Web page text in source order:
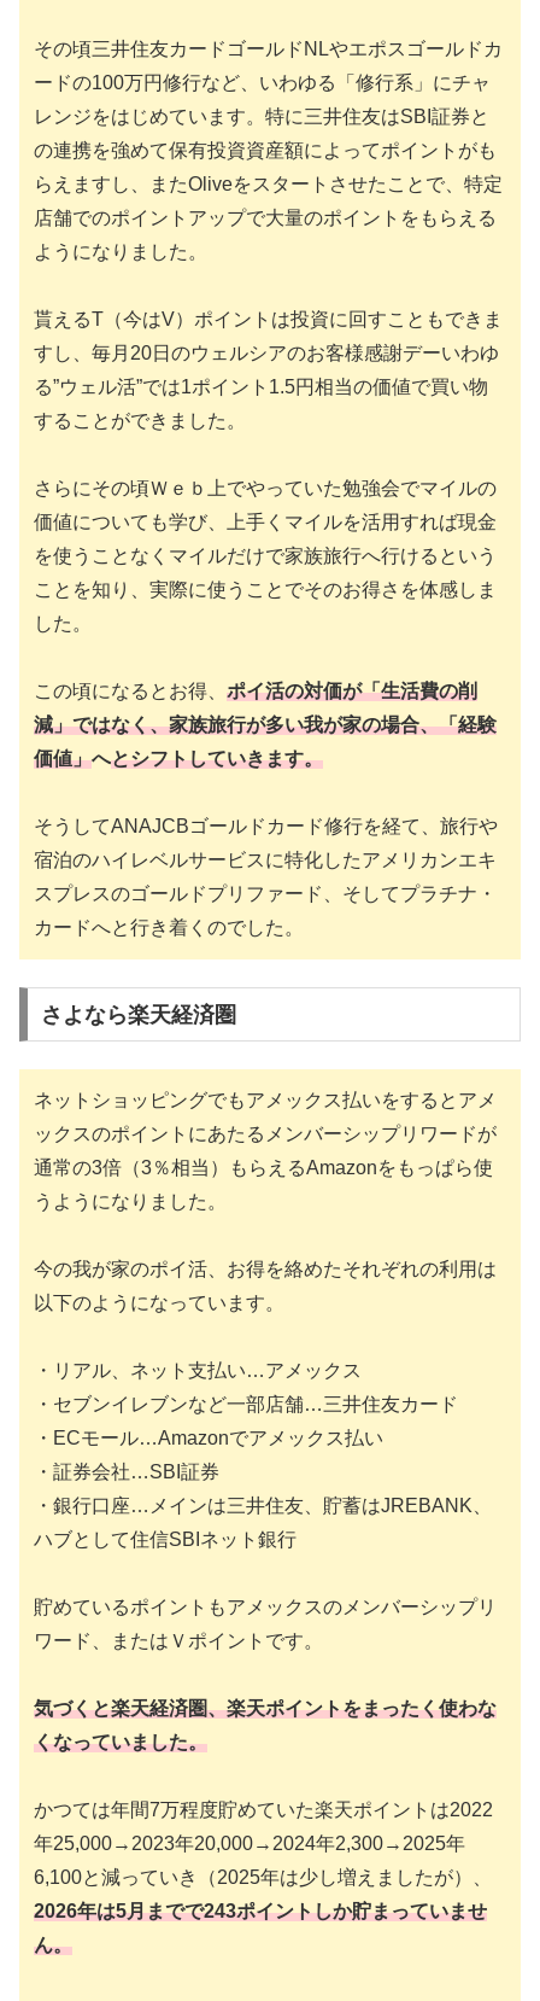
その頃三井住友カードゴールドNLやエポスゴールドカ
ードの100万円修行など、いわゆる「修行系」にチャ
レンジをはじめています。特に三井住友はSBI証券と
の連携を強めて保有投資資産額によってポイントがも
らえますし、またOliveをスタートさせたことで、特定
店舗でのポイントアップで大量のポイントをもらえる
ようになりました。
貰えるT（今はV）ポイントは投資に回すこともできま
すし、毎月20日のウェルシアのお客様感謝デーいわゆ
る”ウェル活”では1ポイント1.5円相当の価値で買い物
することができました。
さらにその頃Ｗｅｂ上でやっていた勉強会でマイルの
価値についても学び、上手くマイルを活用すれば現金
を使うことなくマイルだけで家族旅行へ行けるという
ことを知り、実際に使うことでそのお得さを体感しま
した。
この頃になるとお得、 ポイ活の対価が「生活費の削
減」ではなく、家族旅行が多い我が家の場合、「経験
価値」へとシフトしていきます。
そうしてANAJCBゴールドカード修行を経て、旅行や
宿泊のハイレベルサービスに特化したアメリカンエキ
スプレスのゴールドプリファード、そしてプラチナ・
カードへと行き着くのでした。
さよなら楽天経済圏
ネットショッピングでもアメックス払いをするとアメ
ックスのポイントにあたるメンバーシップリワードが
通常の3倍（3％相当）もらえるAmazonをもっぱら使
うようになりました。
今の我が家のポイ活、お得を絡めたそれぞれの利用は
以下のようになっています。
・リアル、ネット支払い…アメックス
・セブンイレブンなど一部店舗…三井住友カード
・ECモール…Amazonでアメックス払い
・証券会社…SBI証券
・銀行口座…メインは三井住友、貯蓄はJREBANK、
ハブとして住信SBIネット銀行
貯めているポイントもアメックスのメンバーシップリ
ワード、またはＶポイントです。
気づくと楽天経済圏、楽天ポイントをまったく使わな
くなっていました。
かつては年間7万程度貯めていた楽天ポイントは2022
年25,000→2023年20,000→2024年2,300→2025年
6,100と減っていき（2025年は少し増えましたが）、
2026年は5月までで243ポイントしか貯まっていませ
ん。